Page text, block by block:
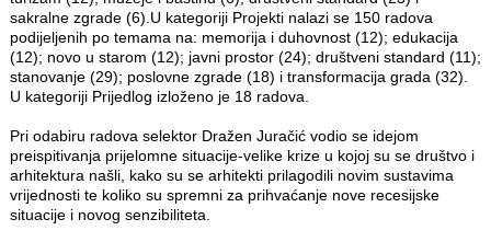
sakralne zgrade (6).U kategoriji Projekti nalazi se 150 radova
podijeljenih po temama na: memorija i duhovnost (12); edukacija
(12); novo u starom (12); javni prostor (24); društveni standard (11);
stanovanje (29); poslovne zgrade (18) i transformacija grada (32).
U kategoriji Prijedlog izloženo je 18 radova.
Pri odabiru radova selektor Dražen Juračić vodio se idejom
preispitivanja prijelomne situacije-velike krize u kojoj su se društvo i
arhitektura našli, kako su se arhitekti prilagodili novim sustavima
vrijednosti te koliko su spremni za prihvaćanje nove recesijske
situacije i novog senzibiliteta.